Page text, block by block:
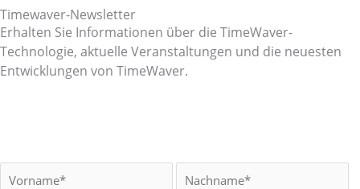
Timewaver-Newsletter
Erhalten Sie Informationen über die TimeWaver-
Technologie, aktuelle Veranstaltungen und die neuesten
Entwicklungen von TimeWaver.